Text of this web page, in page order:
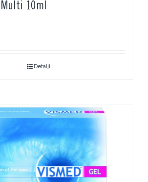
Multi 10ml
Detalji